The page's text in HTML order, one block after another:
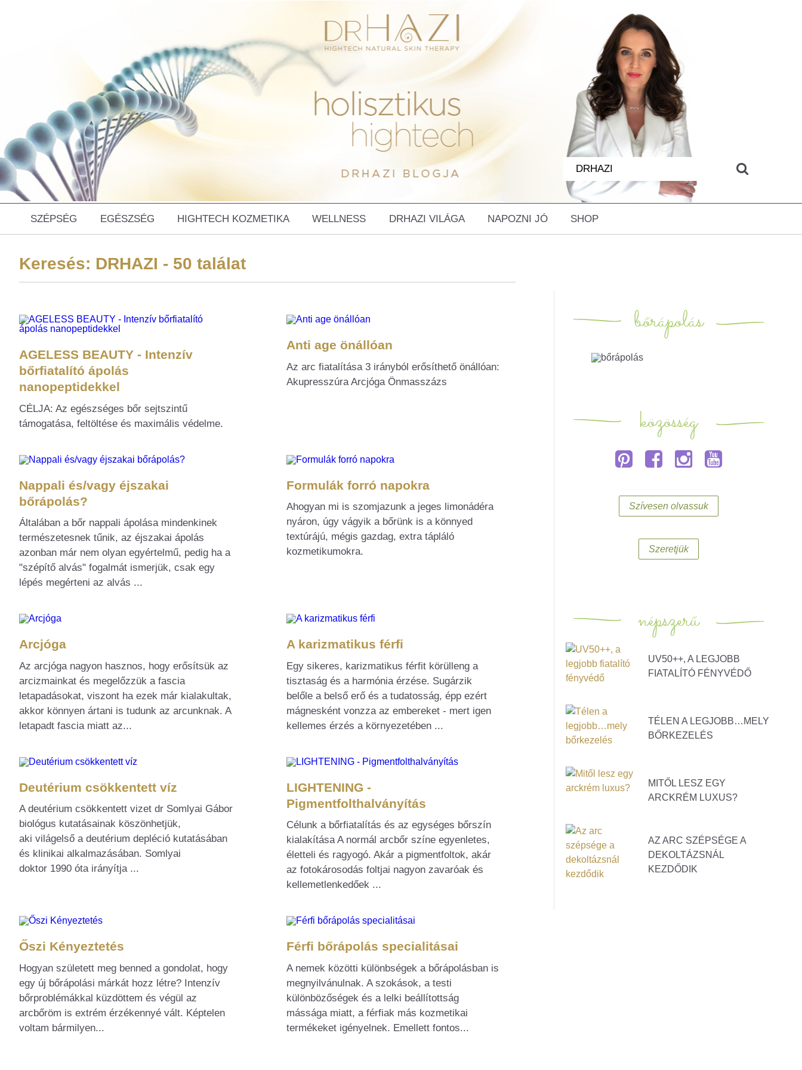
SZÉPSÉG EGÉSZSÉG HIGHTECH KOZMETIKA WELLNESS DRHAZI VILÁGA NAPOZNI JÓ SHOP
Keresés: DRHAZI - 50 találat
AGELESS BEAUTY - Intenzív
bőrfiatalító ápolás
nanopeptidekkel
CÉLJA: Az egészséges bőr sejtszintű
támogatása, feltöltése és maximális védelme.
Anti age önállóan
Az arc fiatalítása 3 irányból erősíthető önállóan:
Akupresszúra Arcjóga Önmasszázs
Nappali és/vagy éjszakai
bőrápolás?
Általában a bőr nappali ápolása mindenkinek
természetesnek tűnik, az éjszakai ápolás
azonban már nem olyan egyértelmű, pedig ha a
"szépítő alvás" fogalmát ismerjük, csak egy
lépés megérteni az alvás ...
Formulák forró napokra
Ahogyan mi is szomjazunk a jeges limonádéra
nyáron, úgy vágyik a bőrünk is a könnyed
textúrájú, mégis gazdag, extra tápláló
kozmetikumokra.
Arcjóga
Az arcjóga nagyon hasznos, hogy erősítsük az
arcizmainkat és megelőzzük a fascia
letapadásokat, viszont ha ezek már kialakultak,
akkor könnyen ártani is tudunk az arcunknak. A
letapadt fascia miatt az...
A karizmatikus férfi
Egy sikeres, karizmatikus férfit körülleng a
tisztaság és a harmónia érzése. Sugárzik
belőle a belső erő és a tudatosság, épp ezért
mágnesként vonzza az embereket - mert igen
kellemes érzés a környezetében ...
Deutérium csökkentett víz
A deutérium csökkentett vizet dr Somlyai Gábor
biológus kutatásainak köszönhetjük,
aki világelső a deutérium depléció kutatásában
és klinikai alkalmazásában. Somlyai
doktor 1990 óta irányítja ...
LIGHTENING -
Pigmentfolthalványítás
Célunk a bőrfiatalítás és az egységes bőrszín
kialakítása A normál arcbőr színe egyenletes,
életteli és ragyogó. Akár a pigmentfoltok, akár
az fotokárosodás foltjai nagyon zavaróak és
kellemetlenkedőek ...
Őszi Kényeztetés
Hogyan született meg benned a gondolat, hogy
egy új bőrápolási márkát hozz létre? Intenzív
bőrproblémákkal küzdöttem és végül az
arcbőröm is extrém érzékennyé vált. Képtelen
voltam bármilyen...
Férfi bőrápolás specialitásai
A nemek közötti különbségek a bőrápolásban is
megnyilvánulnak. A szokások, a testi
különbözőségek és a lelki beállítottság
mássága miatt, a férfiak más kozmetikai
termékeket igényelnek. Emellett fontos...
bőrápolás
közösség
Szívesen olvassuk
Szeretjük
népszerű
UV50++, A LEGJOBB
FIATALÍTÓ FÉNYVÉDŐ
TÉLEN A LEGJOBB…MELY
BŐRKEZELÉS
MITŐL LESZ EGY
ARCKRÉM LUXUS?
AZ ARC SZÉPSÉGE A
DEKOLTÁZSNÁL
KEZDŐDIK